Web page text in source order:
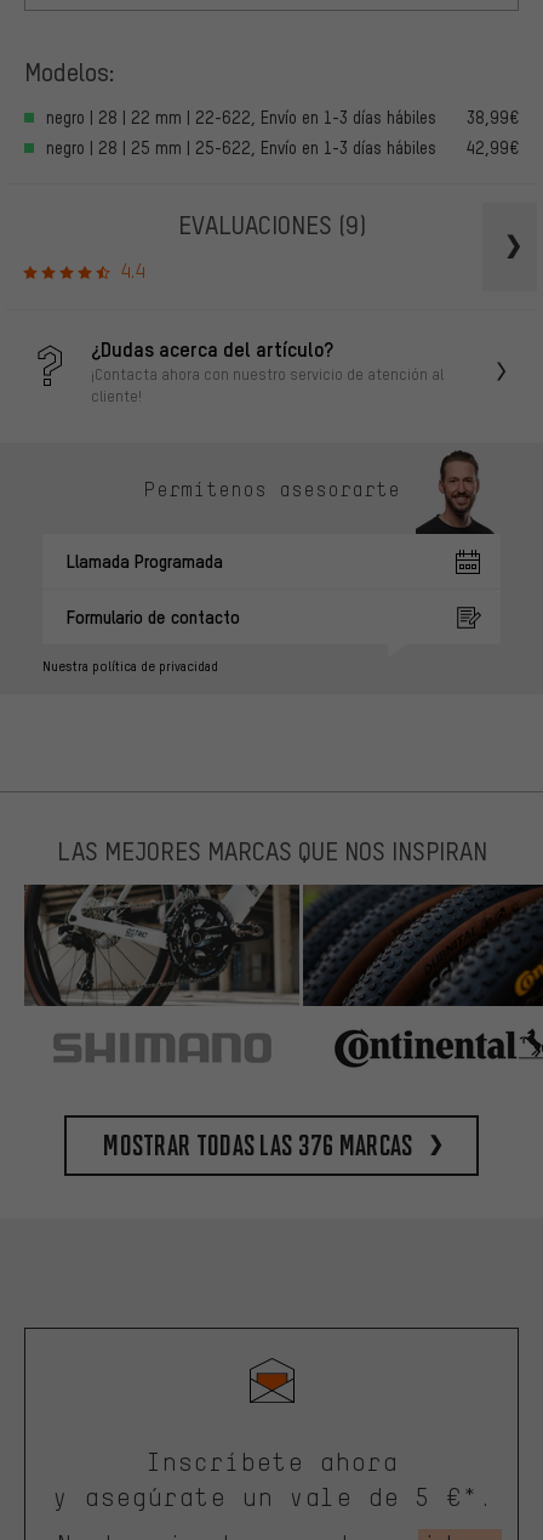
Modelos:
negro | 28 | 22 mm | 22-622, Envío en 1-3 días hábiles
38,99€
negro | 28 | 25 mm | 25-622, Envío en 1-3 días hábiles
42,99€
EVALUACIONES (9)
4.4
¿Dudas acerca del artículo?
¡Contacta ahora con nuestro servicio de atención al
cliente!
Permítenos asesorarte
Llamada Programada
Formulario de contacto
Nuestra política de privacidad
LAS MEJORES MARCAS QUE NOS INSPIRAN
Mostrar todas las 376 marcas
Inscríbete ahora
y asegúrate un vale de 5 €*.